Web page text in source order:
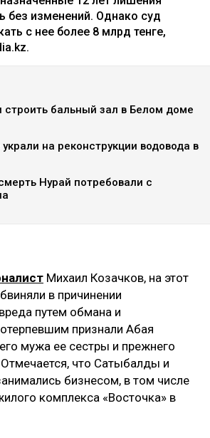
без изменений. Однако суд
с нее более 8 млрд тенге,
строить бальный зал в Белом доме
на реконструкции водовода в
Нурай потребовали с
Михаил Козачков, на этот
в причинении
путем обмана и
признали Абая
мужа ее сестры и прежнего
Отмечается, что Сатыбалды и
бизнесом, в том числе
комплекса «Восточка» в